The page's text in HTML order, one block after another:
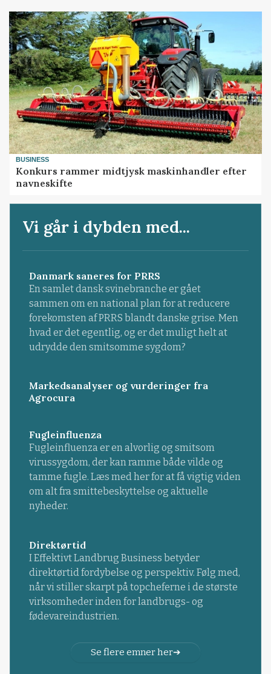
BUSINESS
Konkurs rammer midtjysk maskinhandler efter
navneskifte
Vi går i dybden med...
Danmark saneres for PRRS
En samlet dansk svinebranche er gået
sammen om en national plan for at reducere
forekomsten af PRRS blandt danske grise. Men
hvad er det egentlig, og er det muligt helt at
udrydde den smitsomme sygdom?
Markedsanalyser og vurderinger fra
Agrocura
Fugleinfluenza
Fugleinfluenza er en alvorlig og smitsom
virussygdom, der kan ramme både vilde og
tamme fugle. Læs med her for at få vigtig viden
om alt fra smittebeskyttelse og aktuelle
nyheder.
Direktørtid
I Effektivt Landbrug Business betyder
direktørtid fordybelse og perspektiv. Følg med,
når vi stiller skarpt på topcheferne i de største
virksomheder inden for landbrugs- og
fødevareindustrien.
Se flere emner her